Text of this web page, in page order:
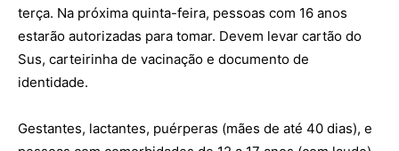
terça. Na próxima quinta-feira, pessoas com 16 anos
estarão autorizadas para tomar. Devem levar cartão do
Sus, carteirinha de vacinação e documento de
identidade.
Gestantes, lactantes, puérperas (mães de até 40 dias), e